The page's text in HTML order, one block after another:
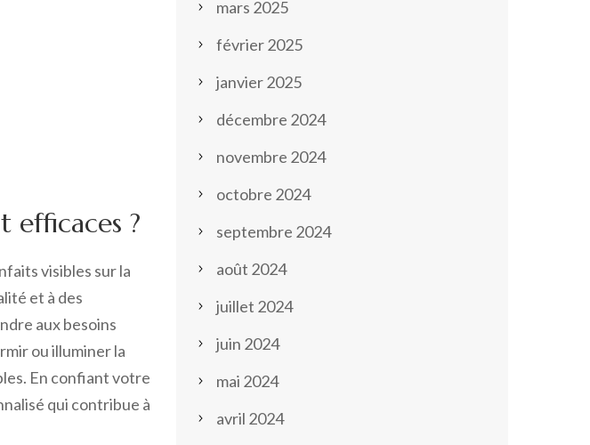
efficaces ?
visibles sur la
et à des
aux besoins
ou illuminer la
En confiant votre
qui contribue à
mars 2025
février 2025
janvier 2025
décembre 2024
novembre 2024
octobre 2024
septembre 2024
août 2024
juillet 2024
juin 2024
mai 2024
avril 2024